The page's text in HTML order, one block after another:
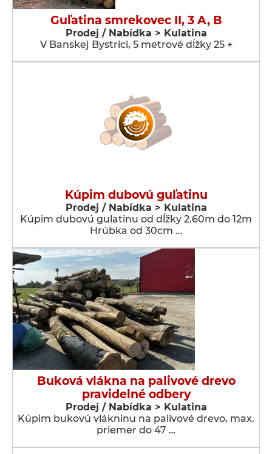
Guľatina smrekovec II, 3 A, B
Prodej / Nabídka > Kulatina
V Banskej Bystrici, 5 metrové dĺžky 25 +
Kúpim dubovú guľatinu
Prodej / Nabídka > Kulatina
Kúpim dubovú gulatinu od dĺžky 2.60m do 12m
Hrúbka od 30cm …
Buková vlákna na palivové drevo
pravidelné odbery
Prodej / Nabídka > Kulatina
Kúpim bukovú vlákninu na palivové drevo, max.
priemer do 47 …